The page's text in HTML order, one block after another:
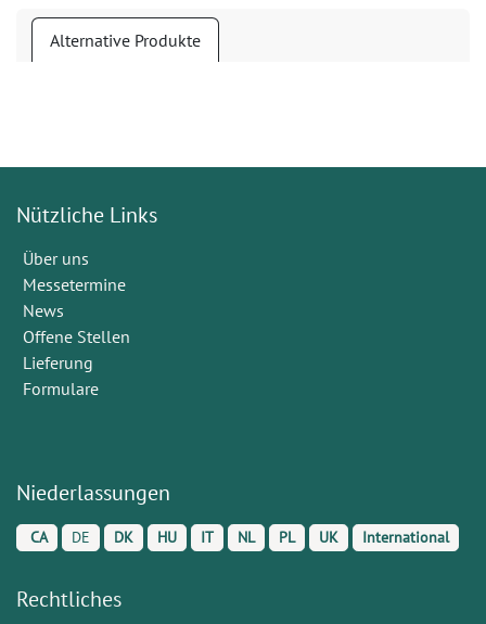
Alternative Produkte
Nützliche Links
Über uns
Messetermine
News
Offene Stellen
Lieferung
Formulare
Niederlassungen
CA DE DK HU IT NL PL UK International
Rechtliches